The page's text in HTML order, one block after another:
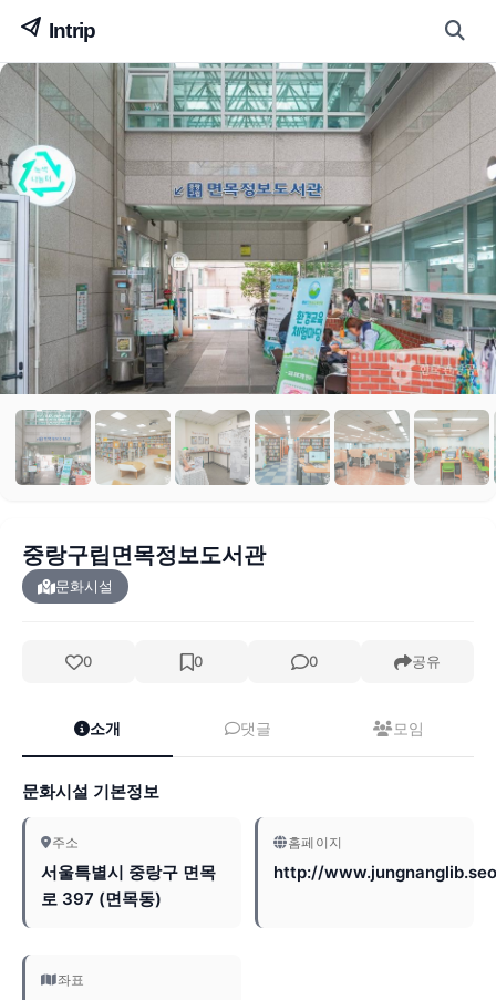
중랑구립면목정보도서관
문화시설
0 0 0 공유
소개 댓글 모임
문화시설 기본정보
주소
서울특별시 중랑구 면목
로 397 (면목동)
홈페이지
http://
좌표